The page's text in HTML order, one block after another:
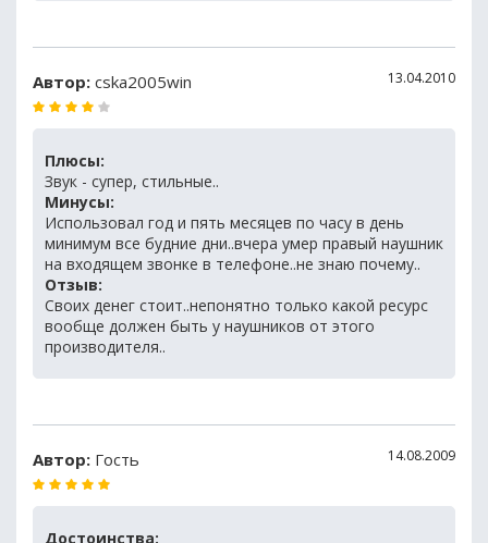
Автор: cska2005win 13.04.2010
Плюсы:
Звук - супер, стильные..
Минусы:
Использовал год и пять месяцев по часу в день
минимум все будние дни..вчера умер правый наушник
на входящем звонке в телефоне..не знаю почему..
Отзыв:
Своих денег стоит..непонятно только какой ресурс
вообще должен быть у наушников от этого
производителя..
Автор: Гость 14.08.2009
Достоинства: